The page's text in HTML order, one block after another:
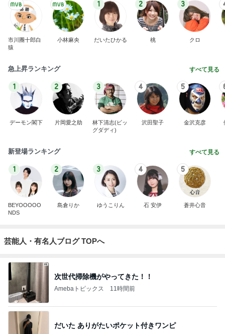
市川團十郎白
猿
小林麻央
1
だいたひかる
2
桃
3
クロ
急上昇ランキング すべて見る
1
デーモン閣下
2
片岡愛之助
3
林下清志(ビッ
グダディ)
4
沢田聖子
5
金沢克彦
新登場ランキング すべて見る
1
BEYOOOOO
NDS
2
島倉りか
3
ゆうこりん
4
石 安伊
5
蒼井心音
芸能人・有名人ブログ TOPへ
次世代掃除機がやってきた！！
Amebaトピックス 11時間前
だいた ありがたいポケット付きワンピ